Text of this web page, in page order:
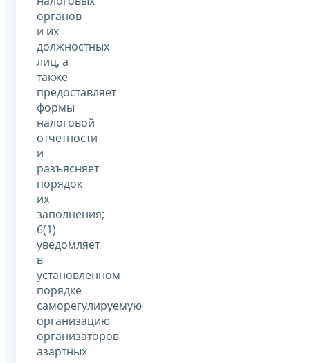
органов
и их
должностных
лиц, а
также
предоставляет
формы
налоговой
отчетности
и
разъясняет
порядок
их
заполнения;
6(1)
уведомляет
в
установленном
порядке
саморегулируемую
организацию
организаторов
азартных